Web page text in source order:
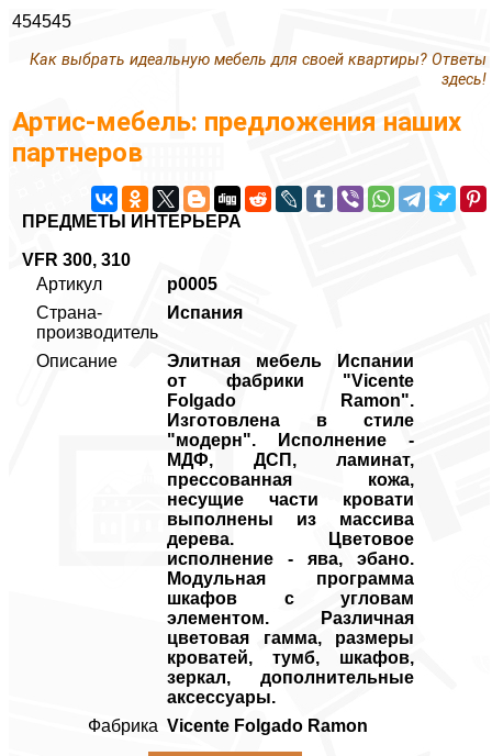
454545
Как выбрать идеальную мебель для своей квартиры? Ответы
здесь!
Артис-мебель: предложения наших
партнеров
ПРЕДМЕТЫ ИНТЕРЬЕРА
VFR 300, 310
Артикул
p0005
Страна-
производитель
Испания
Описание
Элитная мебель Испании
от фабрики "Vicente
Folgado Ramon".
Изготовлена в стиле
"модерн". Исполнение -
МДФ, ДСП, ламинат,
прессованная кожа,
несущие части кровати
выполнены из массива
дерева. Цветовое
исполнение - ява, эбано.
Модульная программа
шкафов с угловам
элементом. Различная
цветовая гамма, размеры
кроватей, тумб, шкафов,
зеркал, дополнительные
аксессуары.
Фабрика Vicente Folgado Ramon